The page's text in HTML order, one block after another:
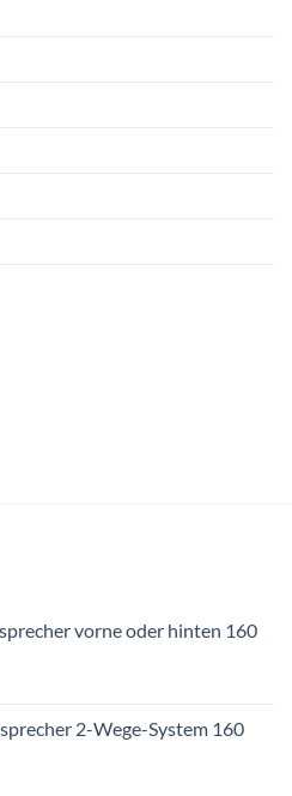
vorne oder hinten 160
2-Wege-System 160